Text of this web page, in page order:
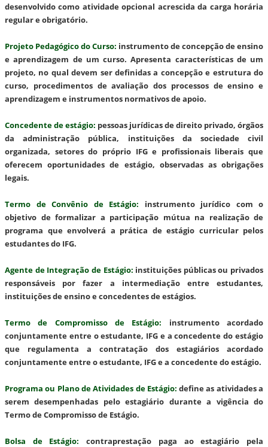
desenvolvido como atividade opcional acrescida da carga horária
regular e obrigatório.
Projeto Pedagógico do Curso: instrumento de concepção de ensino
e aprendizagem de um curso. Apresenta características de um
projeto, no qual devem ser definidas a concepção e estrutura do
curso, procedimentos de avaliação dos processos de ensino e
aprendizagem e instrumentos normativos de apoio.
Concedente de estágio: pessoas jurídicas de direito privado, órgãos
da administração pública, instituições da sociedade civil
organizada, setores do próprio IFG e profissionais liberais que
oferecem oportunidades de estágio, observadas as obrigações
legais.
Termo de Convênio de Estágio: instrumento jurídico com o
objetivo de formalizar a participação mútua na realização de
programa que envolverá a prática de estágio curricular pelos
estudantes do IFG.
Agente de Integração de Estágio: instituições públicas ou privados
responsáveis por fazer a intermediação entre estudantes,
instituições de ensino e concedentes de estágios.
Termo de Compromisso de Estágio: instrumento acordado
conjuntamente entre o estudante, IFG e a concedente do estágio
que regulamenta a contratação dos estagiários acordado
conjuntamente entre o estudante, IFG e a concedente do estágio.
Programa ou Plano de Atividades de Estágio: define as atividades a
serem desempenhadas pelo estagiário durante a vigência do
Termo de Compromisso de Estágio.
Bolsa de Estágio: contraprestação paga ao estagiário pela